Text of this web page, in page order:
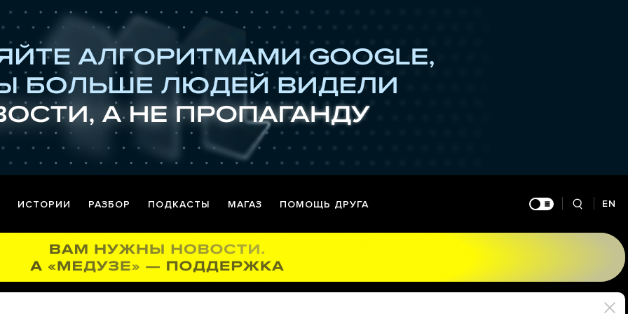
ИСТОРИИ РАЗБОР ПОДКАСТЫ МАГАЗ ПОМОЩЬ ДРУГА EN